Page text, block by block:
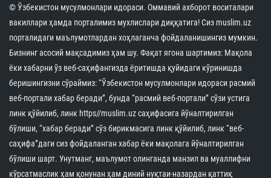
© Ўзбекистон мусулмонлари идораси. Оммавий ахборот воситалари
вакиллари ҳамда порталимиз мухлислари диққатига! Сиз muslim.uz
порталидаги маълумотлардан хоҳлаганча фойдаланишингиз мумкин.
Бизнинг асосий мақсадимиз ҳам шу. Фақат ягона шартимиз: Мақола
ёки хабарни ўз веб-саҳифангизда ёритишда қуйидаги кўринишда
беришингизни сўраймиз: “Ўзбекистон мусулмонлари идораси расмий
веб-портали хабар беради”, бунда “расмий веб-портали” сўзи устига
линк қўйилиб, линк https//muslim.uz саҳифасига йўналтирилган
бўлиши, “хабар беради” сўз бирикмасига линк қўйилиб, линк “веб-
саҳифа”даги сиз фойдаланган хабар ёки мақолага йўналтирилган
бўлиши шарт. Унутманг, маълумот олинганда манзил ва муаллифни
кўрсатмаслик ҳам қонунан ҳам диний нуқтаи-назардан қаттиқ